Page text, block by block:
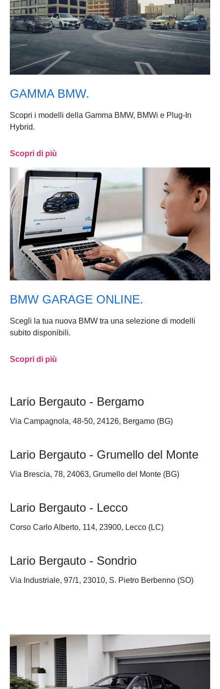
GAMMA BMW.
Scopri i modelli della Gamma BMW, BMWi e Plug-In
Hybrid.
Scopri di più
BMW GARAGE ONLINE.
Scegli la tua nuova BMW tra una selezione di modelli
subito disponibili.
Scopri di più
Lario Bergauto - Bergamo
Via Campagnola, 48-50, 24126, Bergamo (BG)
Lario Bergauto - Grumello del Monte
Via Brescia, 78, 24063, Grumello del Monte (BG)
Lario Bergauto - Lecco
Corso Carlo Alberto, 114, 23900, Lecco (LC)
Lario Bergauto - Sondrio
Via Industriale, 97/1, 23010, S. Pietro Berbenno (SO)